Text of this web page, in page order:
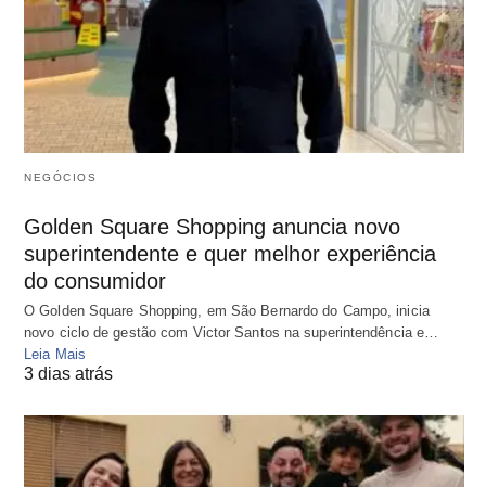
NEGÓCIOS
Golden Square Shopping anuncia novo
superintendente e quer melhor experiência
do consumidor
O Golden Square Shopping, em São Bernardo do Campo, inicia
novo ciclo de gestão com Victor Santos na superintendência e…
Leia Mais
3 dias atrás